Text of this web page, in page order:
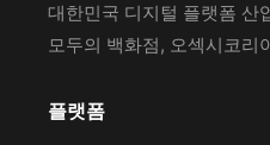
대한민국 디지털 플랫폼 산
모두의 백화점, 오섹시코리
플랫폼